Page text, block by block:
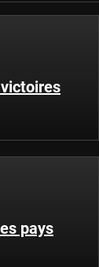
pays